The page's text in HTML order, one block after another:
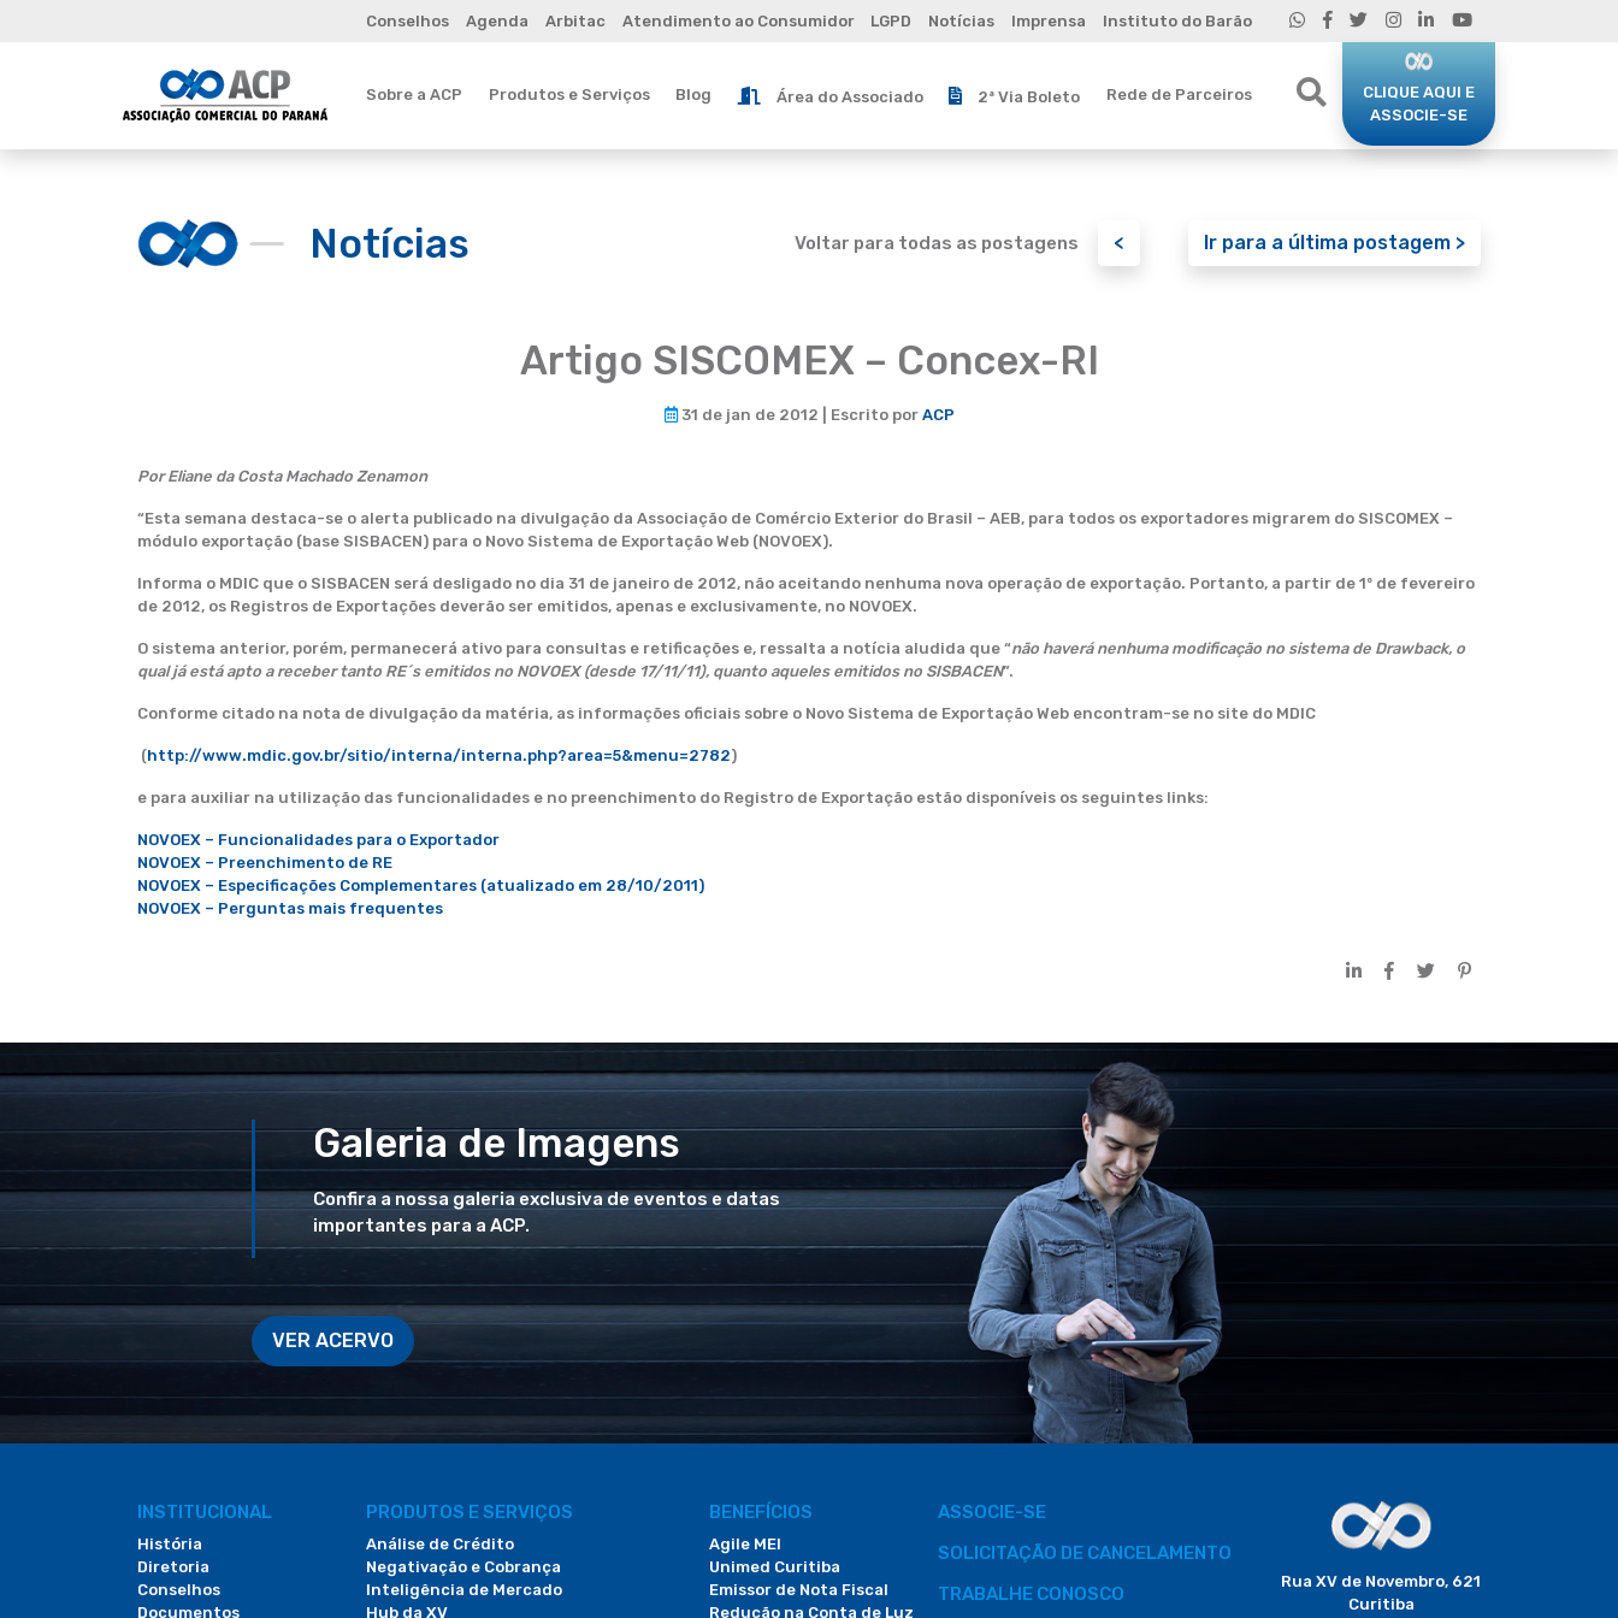
Conselhos Agenda Arbitac Atendimento ao Consumidor LGPD Notícias Imprensa Instituto do Barão
Sobre a ACP Produtos e Serviços Blog Área do Associado 2ª Via Boleto Rede de Parceiros
CLIQUE AQUI E
ASSOCIE-SE
Notícias Voltar para todas as postagens < Ir para a última postagem >
Artigo SISCOMEX – Concex-RI
31 de jan de 2012 | Escrito por ACP
Por Eliane da Costa Machado Zenamon
“Esta semana destaca-se o alerta publicado na divulgação da Associação de Comércio Exterior do Brasil – AEB, para todos os exportadores migrarem do SISCOMEX –
módulo exportação (base SISBACEN) para o Novo Sistema de Exportação Web (NOVOEX).
Informa o MDIC que o SISBACEN será desligado no dia 31 de janeiro de 2012, não aceitando nenhuma nova operação de exportação. Portanto, a partir de 1º de fevereiro
de 2012, os Registros de Exportações deverão ser emitidos, apenas e exclusivamente, no NOVOEX.
O sistema anterior, porém, permanecerá ativo para consultas e retificações e, ressalta a notícia aludida que “não haverá nenhuma modificação no sistema de Drawback, o
qual já está apto a receber tanto RE´s emitidos no NOVOEX (desde 17/11/11), quanto aqueles emitidos no SISBACEN”.
Conforme citado na nota de divulgação da matéria, as informações oficiais sobre o Novo Sistema de Exportação Web encontram-se no site do MDIC
(http://www.mdic.gov.br/sitio/interna/interna.php?area=5&menu=2782)
e para auxiliar na utilização das funcionalidades e no preenchimento do Registro de Exportação estão disponíveis os seguintes links:
NOVOEX – Funcionalidades para o Exportador
NOVOEX – Preenchimento de RE
NOVOEX – Especificações Complementares (atualizado em 28/10/2011)
NOVOEX – Perguntas mais frequentes
Galeria de Imagens
Confira a nossa galeria exclusiva de eventos e datas
importantes para a ACP.
VER ACERVO
INSTITUCIONAL
História
Diretoria
Conselhos
Documentos
PRODUTOS E SERVIÇOS
Análise de Crédito
Negativação e Cobrança
Inteligência de Mercado
Hub da XV
BENEFÍCIOS
Agile MEI
Unimed Curitiba
Emissor de Nota Fiscal
Redução na Conta de Luz
ASSOCIE-SE
SOLICITAÇÃO DE CANCELAMENTO
TRABALHE CONOSCO
Rua XV de Novembro, 621
Curitiba